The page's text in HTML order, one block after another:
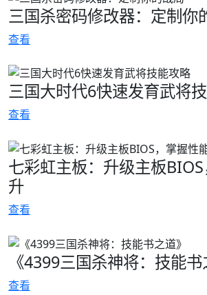
三国杀密码修改器：定制你
查看
三国大时代6快速发育武将
查看
七彩虹主板：升级主板
升
查看
《4399三国杀神将：技能书
查看